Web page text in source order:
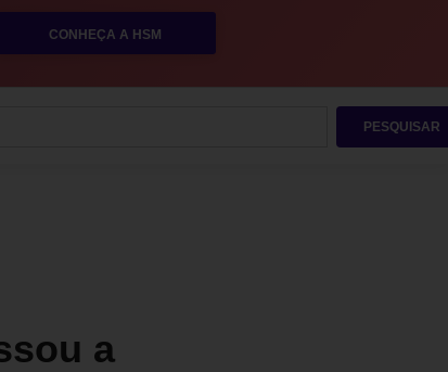
CONHEÇA A HSM
PESQUISAR
a